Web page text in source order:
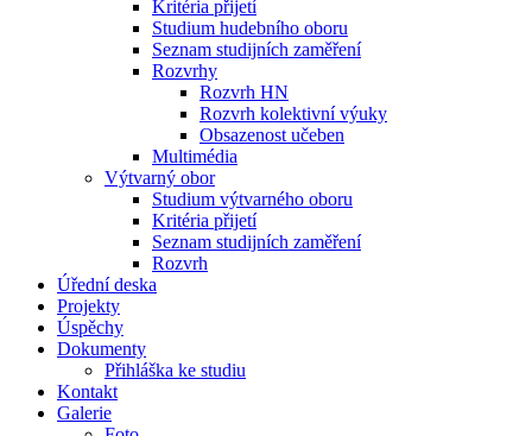
Kritéria přijetí
Studium hudebního oboru
Seznam studijních zaměření
Rozvrhy
Rozvrh HN
Rozvrh kolektivní výuky
Obsazenost učeben
Multimédia
Výtvarný obor
Studium výtvarného oboru
Kritéria přijetí
Seznam studijních zaměření
Rozvrh
Úřední deska
Projekty
Úspěchy
Dokumenty
Přihláška ke studiu
Kontakt
Galerie